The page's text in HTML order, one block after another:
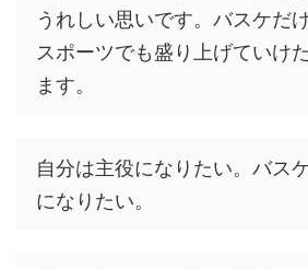
うれしい思いです。バスケだ
スポーツでも盛り上げていけ
ます。
自分は主役になりたい。バス
になりたい。